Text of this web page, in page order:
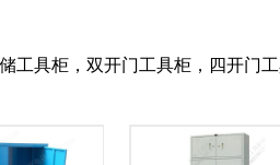
工具柜，双开门工具柜，四开门